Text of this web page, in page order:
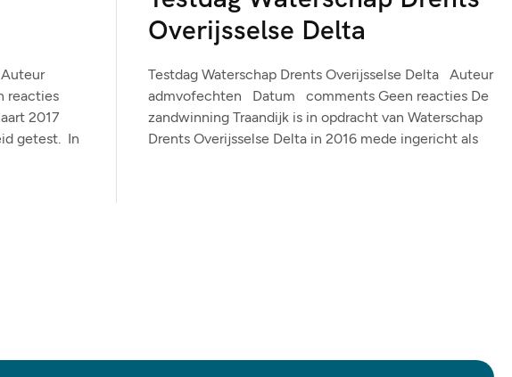
reacties
2017
getest. In
Overijsselse Delta
Testdag Waterschap Drents Overijsselse Delta Auteur
admvofechten Datum comments Geen reacties De
zandwinning Traandijk is in opdracht van Waterschap
Drents Overijsselse Delta in 2016 mede ingericht als